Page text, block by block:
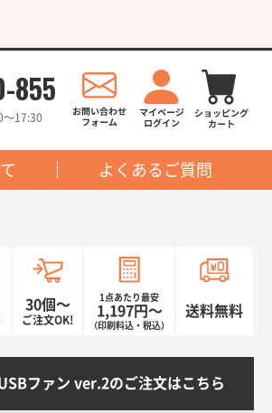
855
〜17:30
よくあるご質問
30個〜
ご注文OK!
1点あたり最安
1,197円〜
（印刷料込・税込）
送料無料
ファン ver.2のご注文はこちら